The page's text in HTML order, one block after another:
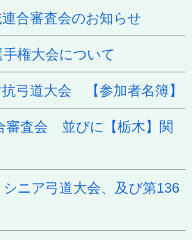
合審査会のお知らせ
手権大会について
抗弓道大会 【参加者名簿】
審査会 並びに【栃木】関
シニア弓道大会、及び第136